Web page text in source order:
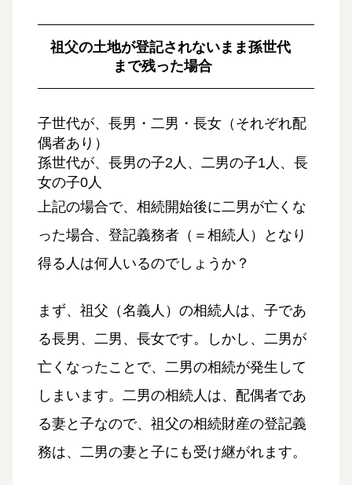
祖父の土地が登記されないまま孫世代
まで残った場合
子世代が、長男・二男・長女（それぞれ配
偶者あり）
孫世代が、長男の子2人、二男の子1人、長
女の子0人
上記の場合で、相続開始後に二男が亡くな
った場合、登記義務者（＝相続人）となり
得る人は何人いるのでしょうか？
まず、祖父（名義人）の相続人は、子であ
る長男、二男、長女です。しかし、二男が
亡くなったことで、二男の相続が発生して
しまいます。二男の相続人は、配偶者であ
る妻と子なので、祖父の相続財産の登記義
務は、二男の妻と子にも受け継がれます。